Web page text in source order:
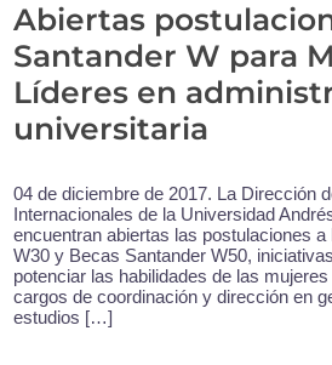
Abiertas
Santander W para
Líderes en
universitaria
04 de diciembre de 2017. La Dirección
Internacionales de la Universidad
encuentran abiertas las postulaciones
W30 y Becas Santander W50,
potenciar las habilidades de las
cargos de coordinación y dirección en
estudios […]